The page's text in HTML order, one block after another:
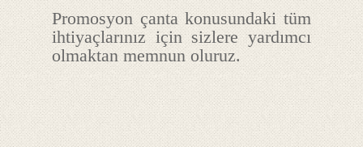
Promosyon çanta konusundaki tüm
ihtiyaçlarınız için sizlere yardımcı
olmaktan memnun oluruz.